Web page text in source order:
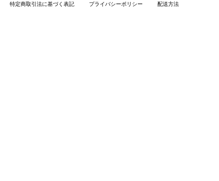
特定商取引法に基づく表記
プライバシーポリシー 配送方法